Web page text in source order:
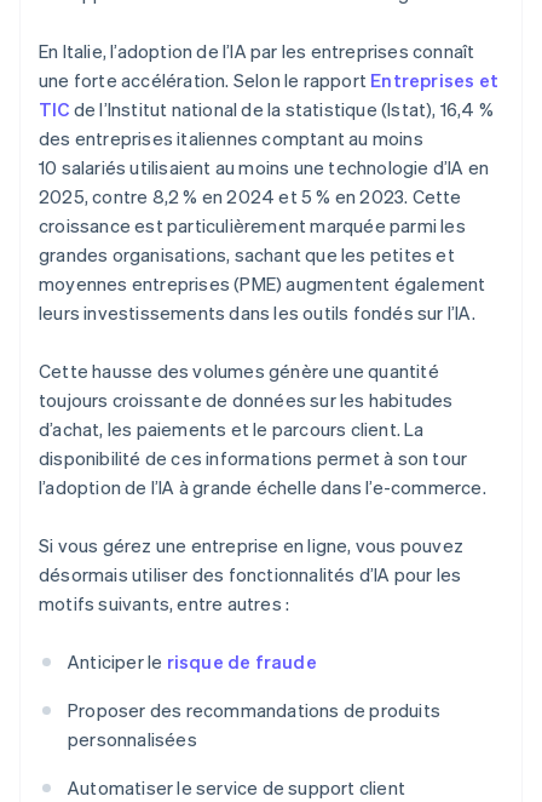
En Italie, l’adoption de l’IA par les entreprises connaît
une forte accélération. Selon le rapport Entreprises et
TIC de l’Institut national de la statistique (Istat), 16,4 %
des entreprises italiennes comptant au moins
10 salariés utilisaient au moins une technologie d’IA en
2025, contre 8,2 % en 2024 et 5 % en 2023. Cette
croissance est particulièrement marquée parmi les
grandes organisations, sachant que les petites et
moyennes entreprises (PME) augmentent également
leurs investissements dans les outils fondés sur l’IA.
Cette hausse des volumes génère une quantité
toujours croissante de données sur les habitudes
d’achat, les paiements et le parcours client. La
disponibilité de ces informations permet à son tour
l’adoption de l’IA à grande échelle dans l’e-commerce.
Si vous gérez une entreprise en ligne, vous pouvez
désormais utiliser des fonctionnalités d’IA pour les
motifs suivants, entre autres :
Anticiper le risque de fraude
Proposer des recommandations de produits
personnalisées
Automatiser le service de support client